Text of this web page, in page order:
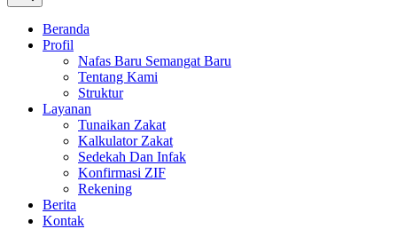
Beranda
Profil
Nafas Baru Semangat Baru
Tentang Kami
Struktur
Layanan
Tunaikan Zakat
Kalkulator Zakat
Sedekah Dan Infak
Konfirmasi ZIF
Rekening
Berita
Kontak